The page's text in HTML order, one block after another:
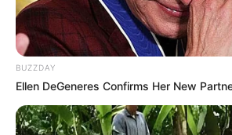
BUZZDAY
Ellen DeGeneres Confirms Her New